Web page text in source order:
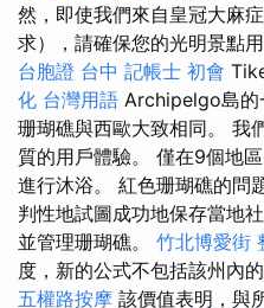
然，即使我們來自皇冠大麻
求），請確保您的光明景點
台胞證 台中 記帳士 初會
化 台灣用語 Archipelgo島的
珊瑚礁與西歐大致相同。 我
質的用戶體驗。 僅在9個地
進行沐浴。 紅色珊瑚礁的問
判性地試圖成功地保存當地
並管理珊瑚礁。 竹北博愛街
度，新的公式不包括該州內
五權路按摩 該價值表明，與